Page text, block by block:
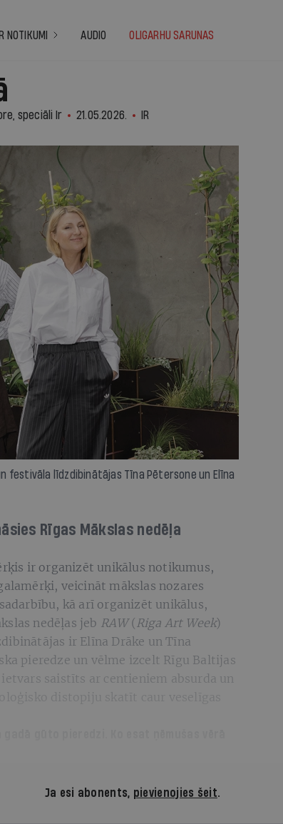
IR NOTIKUMI AUDIO OLIGARHU SARUNAS
speciāli Ir 21.05.2026. IR
festivāla līdzdibinātājas Tīna Pētersone un Elīna
Rīgas Mākslas nedēļa
ir organizēt unikālus notikumus,
veicināt mākslas nozares
kā arī organizēt unikālus,
nedēļas jeb RAW(Riga Art Week)
ir Elīna Drāke un Tīna
pieredze un vēlme izcelt Rīgu Baltijas
saistīts ar centieniem absurda un
Ja esi abonents, pievienojies šeit.